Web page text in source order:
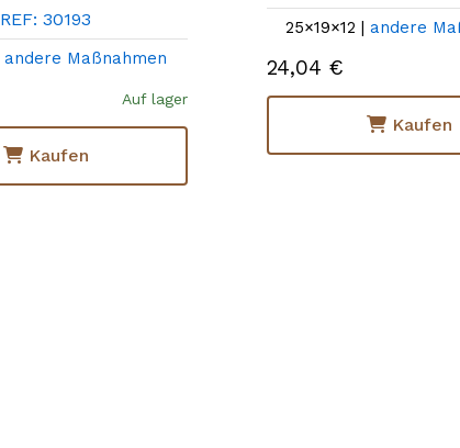
REF: 30193
andere Maßnahmen
Auf lager
Kaufen
25×19×12 |andere
24,04 €
Kaufen